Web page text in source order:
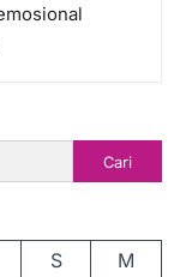
Cari
S
M